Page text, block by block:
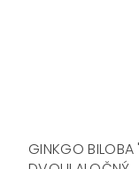
GINKGO